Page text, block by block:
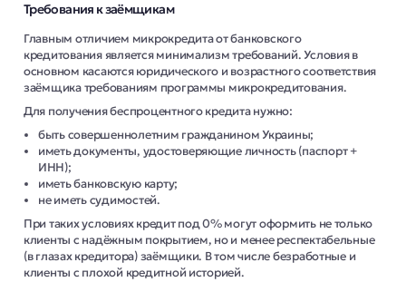
Требования к заёмщикам
Главным отличием микрокредита от банковского
кредитования является минимализм требований. Условия в
основном касаются юридического и возрастного соответствия
заёмщика требованиям программы микрокредитования.
Для получения беспроцентного кредита нужно:
быть совершеннолетним гражданином Украины;
иметь документы, удостоверяющие личность (паспорт +
ИНН);
иметь банковскую карту;
не иметь судимостей.
При таких условиях кредит под 0% могут оформить не только
клиенты с надёжным покрытием, но и менее респектабельные
(в глазах кредитора) заёмщики. В том числе безработные и
клиенты с плохой кредитной историей.